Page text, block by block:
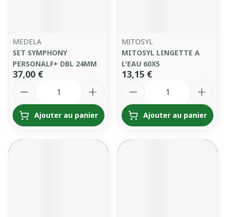
MEDELA
SET SYMPHONY
PERSONALF+ DBL 24MM
37,00 €
Ajouter au panier
MITOSYL
MITOSYL LINGETTE A
L'EAU 60X5
13,15 €
Ajouter au panier